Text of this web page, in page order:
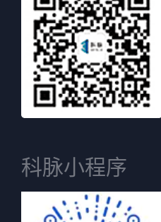
科脉小程序